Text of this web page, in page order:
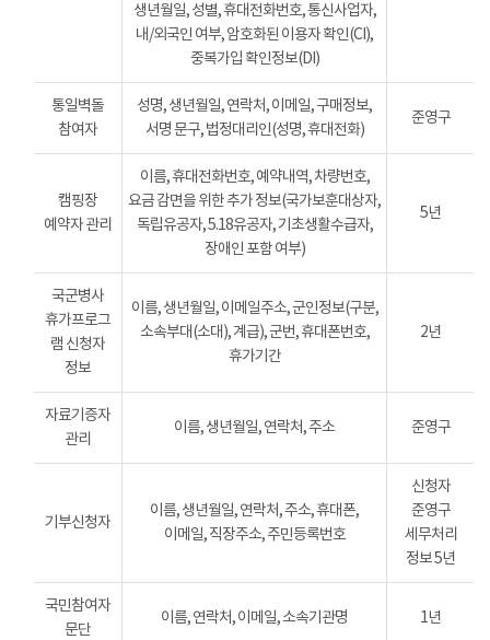
생년월일, 성별, 휴대전화번호, 통신사업자,
내/외국인 여부, 암호화된 이용자 확인(CI),
중복가입 확인정보(DI)
통일벽돌
참여자
성명, 생년월일, 연락처, 이메일, 구매정보,
서명 문구, 법정대리인(성명, 휴대전화)
준영구
캠핑장
예약자 관리
이름, 휴대전화번호, 예약내역, 차량번호,
요금 감면을 위한 추가 정보(국가보훈대상자,
독립유공자, 5.18유공자, 기초생활수급자,
장애인 포함 여부)
5년
국군병사
휴가프로그
램 신청자
정보
이름, 생년월일, 이메일주소, 군인정보(구분,
소속부대(소대), 계급), 군번, 휴대폰번호,
휴가기간
2년
자료기증자
관리
이름, 생년월일, 연락처, 주소 준영구
기부신청자
이름, 생년월일, 연락처, 주소, 휴대폰,
이메일, 직장주소, 주민등록번호
신청자
준영구
세무처리
정보 5년
국민참여자
문단
이름, 연락처, 이메일, 소속기관명 1년